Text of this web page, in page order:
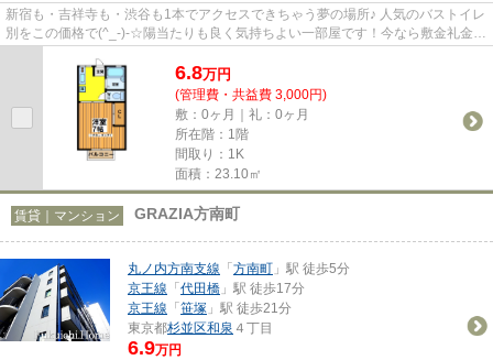
新宿も・吉祥寺も・渋谷も1本でアクセスできちゃう夢の場所♪ 人気のバストイレ
別をこの価格で(^_-)-☆陽当たりも良く気持ちよい一部屋です！今なら敷金礼金無
しキャンペーン中♪せっかく...
6.8万円
(管理費・共益費 3,000円)
敷：0ヶ月｜礼：0ヶ月
所在階：1階
間取り：1K
面積：23.10㎡
賃貸｜マンション GRAZIA方南町
丸ノ内方南支線 「方南町 」駅 徒歩5分
京王線 「代田橋 」駅 徒歩17分
京王線 「笹塚 」駅 徒歩21分
東京都杉並区和泉 ４丁目
6.9万円